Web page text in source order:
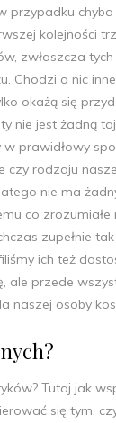
kolejności
zwłaszcza
Chodzi o nic
okażą się
nie jest żadną
prawidłowy
rodzaju
nie ma
co
zupełnie
ich też
ale przede
naszej osoby
Tutaj jak
się tym,